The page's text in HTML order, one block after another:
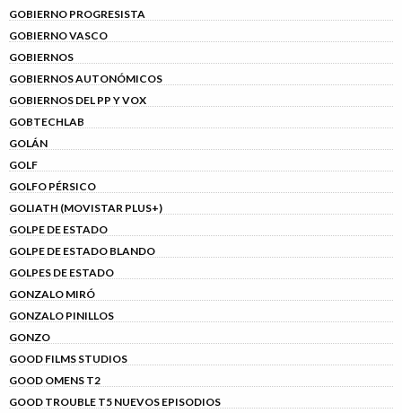
GOBIERNO PROGRESISTA
GOBIERNO VASCO
GOBIERNOS
GOBIERNOS AUTONÓMICOS
GOBIERNOS DEL PP Y VOX
GOBTECHLAB
GOLÁN
GOLF
GOLFO PÉRSICO
GOLIATH (MOVISTAR PLUS+)
GOLPE DE ESTADO
GOLPE DE ESTADO BLANDO
GOLPES DE ESTADO
GONZALO MIRÓ
GONZALO PINILLOS
GONZO
GOOD FILMS STUDIOS
GOOD OMENS T2
GOOD TROUBLE T5 NUEVOS EPISODIOS